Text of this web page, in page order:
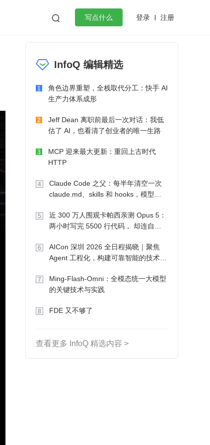
 写点什么 登录 注册
微服务架构 flutter
InfoQ 编辑精选
1
角色边界重塑，全栈取代分工：快手 AI
生产力体系成形
2
Jeff Dean 离职前最后一次对话：我低
估了 AI，也看清了创业者的唯一生路
3
MCP 迎来最大更新：重回上古时代
HTTP
4
Claude Code 之父：每半年清空一次
claude.md、skills 和 hooks，模型自
5
近 300 万人围观卡帕西亲测 Opus 5：
两小时写完 5500 行代码， 却连自己
6
AICon 深圳 2026 全日程揭晓｜聚焦
Agent 工程化，构建可靠智能的技术路
7
Ming-Flash-Omni：全模态统一大模型
的关键技术与实践
8 FDE 又不够了
查看更多 InfoQ 精选内容 >